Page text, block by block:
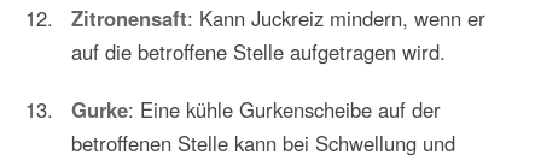
Zitronensaft: Kann Juckreiz mindern, wenn er
auf die betroffene Stelle aufgetragen wird.
Gurke: Eine kühle Gurkenscheibe auf der
betroffenen Stelle kann bei Schwellung und